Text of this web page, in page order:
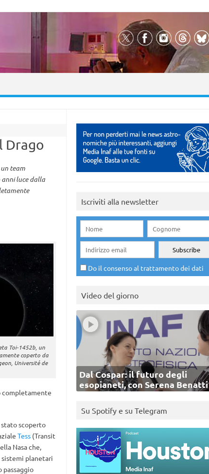
Drago
team
luce dalla
Toi-1452b, un
coperto da
Université de
completamente
scoperto
Tess(Transit
Nasa che,
sistemi planetari
passaggio
Iscriviti alla newsletter
Do il consenso al trattamento dei dati
Video del giorno
Dal Cospar: il futuro degli
esopianeti, con Serena Benatti
Su Spotify e su Telegram